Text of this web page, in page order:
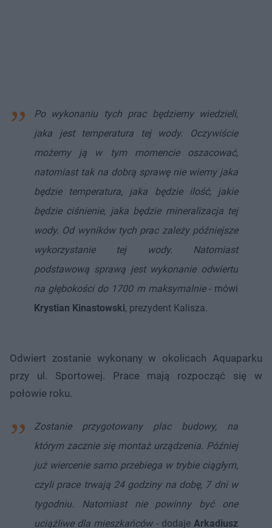
Po wykonaniu tych prac będziemy wiedzieli,
jaka jest temperatura tej wody. Oczywiście
możemy ją w tym momencie oszacować,
natomiast tak na dobrą sprawę nie wiemy jaka
będzie temperatura, jaka będzie ilość, jakie
będzie ciśnienie, jaka będzie mineralizacja tej
wody. Od wyników tych prac zależy późniejsze
wykorzystanie tej wody. Natomiast
podstawową sprawą jest wykonanie odwiertu
na głębokości do 1700 m maksymalnie- mówi
Krystian Kinastowski, prezydent Kalisza.
Odwiert zostanie wykonany w okolicach Aquaparku
przy ul. Sportowej. Prace mają rozpocząć się w
połowie roku.
Zostanie przygotowany plac budowy, na
którym zacznie się montaż urządzenia. Później
już wiercenie samo przebiega w trybie ciągłym,
czyli prace trwają 24 godziny na dobę, 7 dni w
tygodniu. Natomiast nie powinny być one
uciążliwe dla mieszkańców- dodaje Arkadiusz